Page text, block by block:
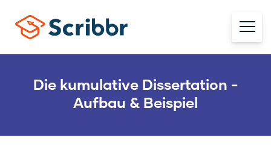
Die kumulative Dissertation -
Aufbau & Beispiel